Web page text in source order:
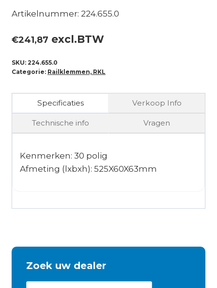
Artikelnummer: 224.655.0
€241,87 excl.BTW
SKU: 224.655.0
Categorie: Railklemmen, RKL
Specificaties Verkoop Info
Technische info Vragen
Kenmerken: 30 polig
Afmeting (lxbxh): 525X60X63mm
Zoek uw dealer